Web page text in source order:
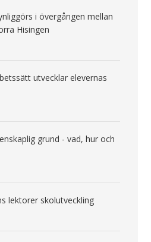
i övergången mellan
Hisingen
utvecklar elevernas
grund - vad, hur och
lektorer skolutveckling